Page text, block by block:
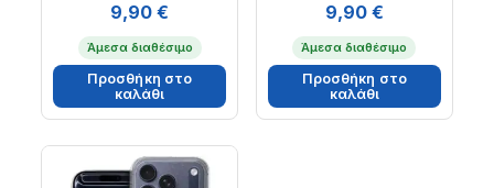
9,90€
Άμεσα διαθέσιμο
Προσθήκη στο
καλάθι
9,90 €
Άμεσα διαθέσιμο
Προσθήκη στο
καλάθι